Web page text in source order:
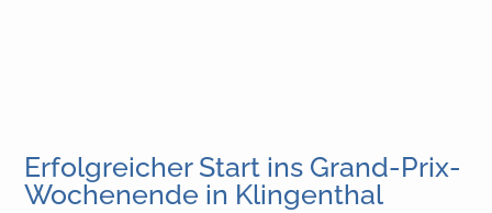
Erfolgreicher Start ins Grand-Prix-
Wochenende in Klingenthal